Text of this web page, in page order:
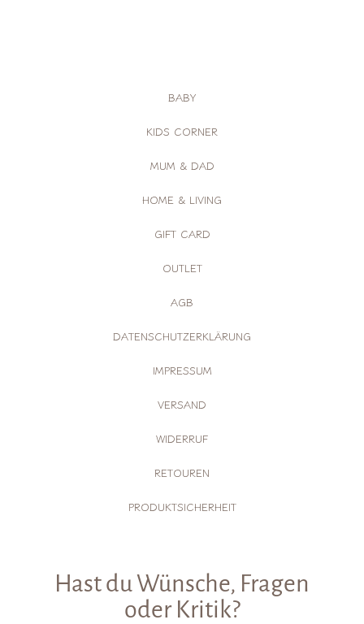
BABY
KIDS CORNER
MUM & DAD
HOME & LIVING
GIFT CARD
OUTLET
AGB
DATENSCHUTZERKLÄRUNG
IMPRESSUM
VERSAND
WIDERRUF
RETOUREN
PRODUKTSICHERHEIT
Hast du Wünsche, Fragen
oder Kritik?